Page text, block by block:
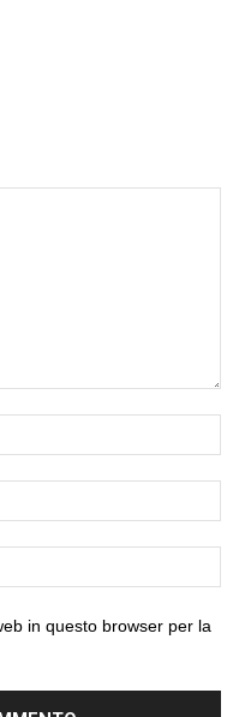
in questo browser per la